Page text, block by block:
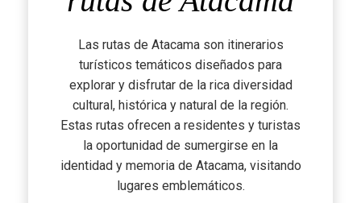
Las rutas de Atacama son itinerarios
turísticos temáticos diseñados para
explorar y disfrutar de la rica diversidad
cultural, histórica y natural de la región.
Estas rutas ofrecen a residentes y turistas
la oportunidad de sumergirse en la
identidad y memoria de Atacama, visitando
lugares emblemáticos.